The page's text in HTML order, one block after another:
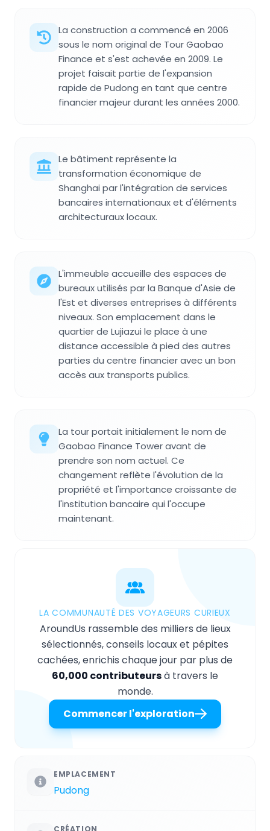
La construction a commencé en 2006
sous le nom original de Tour Gaobao
Finance et s'est achevée en 2009. Le
projet faisait partie de l'expansion
rapide de Pudong en tant que centre
financier majeur durant les années 2000.
Le bâtiment représente la
transformation économique de
Shanghai par l'intégration de services
bancaires internationaux et d'éléments
architecturaux locaux.
L'immeuble accueille des espaces de
bureaux utilisés par la Banque d'Asie de
l'Est et diverses entreprises à différents
niveaux. Son emplacement dans le
quartier de Lujiazui le place à une
distance accessible à pied des autres
parties du centre financier avec un bon
accès aux transports publics.
La tour portait initialement le nom de
Gaobao Finance Tower avant de
prendre son nom actuel. Ce
changement reflète l'évolution de la
propriété et l'importance croissante de
l'institution bancaire qui l'occupe
maintenant.
LA COMMUNAUTÉ DES VOYAGEURS CURIEUX
AroundUs rassemble des milliers de lieux
sélectionnés, conseils locaux et pépites
cachées, enrichis chaque jour par plus de
60,000 contributeursà travers le
monde.
Commencer l'exploration
EMPLACEMENT
Pudong
CRÉATION